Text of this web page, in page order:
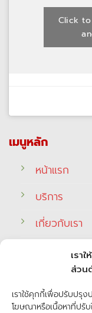
เรา
ส่วน
เราใช้คุกกี้เพื่อปรับปรุ
โฆษณาหรือเนื้อหาที่ปรั
เมนูหลัก
หน้าแรก
บริการ
เกี่ยวกับเรา
ติดต่อเรา
บริการ
Click